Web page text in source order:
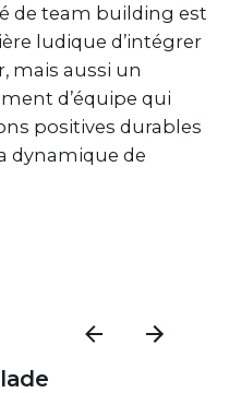
de team building est
ludique d’intégrer
mais aussi un
d’équipe qui
positives durables
dynamique de